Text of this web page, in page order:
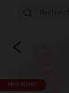
PRIX ROND*